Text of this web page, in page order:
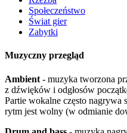
Społeczeństwo
Świat gier
Zabytki
Muzyczny przegląd
Ambient - muzyka tworzona
z dźwięków i odgłosów
Partie wokalne często nagrywa
rytm jest wolny (w odmianie